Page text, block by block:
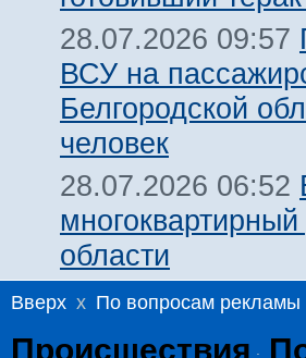
28.07.2026 09:57
ВСУ на
Белгородской
человек
28.07.2026 06:52
области
Вверх x По вопросам рекламы
Происшествия